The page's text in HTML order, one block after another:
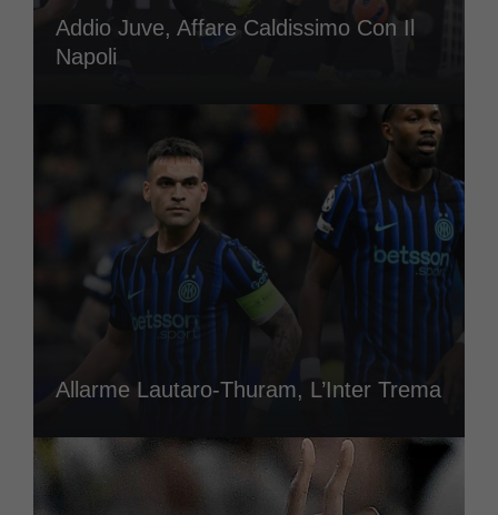
Addio Juve, Affare Caldissimo Con Il
Napoli
Allarme Lautaro-Thuram, L’Inter Trema